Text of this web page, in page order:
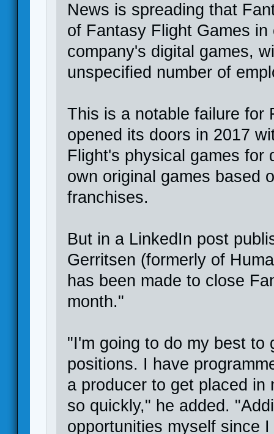
News is spreading that
of Fantasy Flight Games
company's digital games,
unspecified number of
This is a notable failure for
opened its doors in 2017
Flight's physical games for
own original games based
franchises.
But in a LinkedIn post
Gerritsen (formerly of
has been made to close
month."
"I'm going to do my best to
positions. I have
a producer to get placed
so quickly," he added.
opportunities myself since